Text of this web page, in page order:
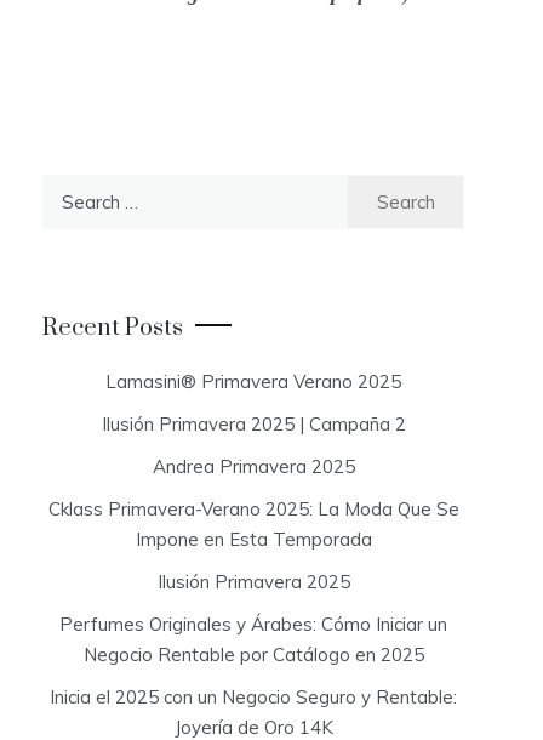
r
:
Recent Posts
Lamasini® Primavera Verano 2025
Ilusión Primavera 2025 | Campaña 2
Andrea Primavera 2025
Cklass Primavera-Verano 2025: La Moda Que Se
Impone en Esta Temporada
Ilusión Primavera 2025
Perfumes Originales y Árabes: Cómo Iniciar un
Negocio Rentable por Catálogo en 2025
Inicia el 2025 con un Negocio Seguro y Rentable:
Joyería de Oro 14K